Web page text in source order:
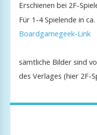
Erschienen bei 2F-
Für 1-4 Spielende in
Boardgamegeek-Link
sämtliche Bilder sind
des Verlages (hier 2F-